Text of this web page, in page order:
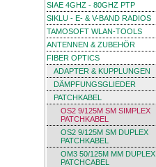
SIAE 4GHZ - 80GHZ PTP
SIKLU - E- & V-BAND RADIOS
TAMOSOFT WLAN-TOOLS
ANTENNEN & ZUBEHÖR
FIBER OPTICS
ADAPTER & KUPPLUNGEN
DÄMPFUNGSGLIEDER
PATCHKABEL
OS2 9/125Μ SM SIMPLEX
PATCHKABEL
OS2 9/125Μ SM DUPLEX
PATCHKABEL
OM3 50/125Μ MM DUPLEX
PATCHCABEL